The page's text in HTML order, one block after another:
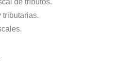
tributarias.